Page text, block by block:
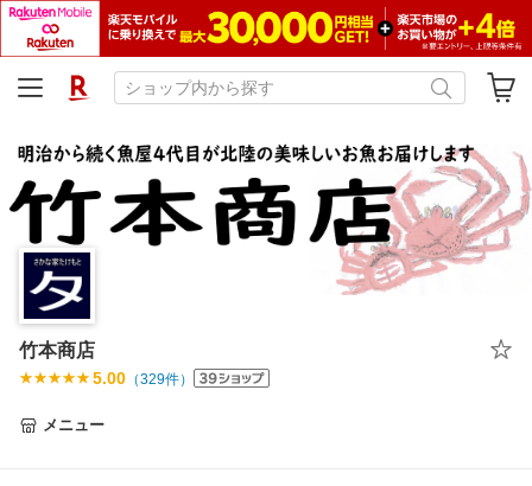
竹本商店
5.00 （329件）
メニュー